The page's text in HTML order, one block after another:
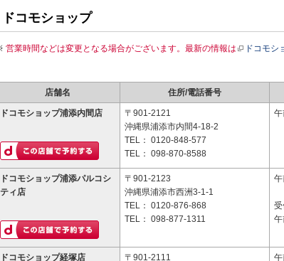
ドコモショップ
営業時間などは変更となる場合がございます。最新の情報は ドコモシ
店舗名 住所/電話番号
ドコモショップ浦添内間店
〒901-2121
沖縄県浦添市内間4-18-2
TEL： 0120-848-577
TEL： 098-870-8588
ドコモショップ浦添パルコシ
ティ店
〒901-2123
沖縄県浦添市西洲3-1-1
TEL： 0120-876-868
TEL： 098-877-1311
受
ドコモショップ経塚店
〒901-2111